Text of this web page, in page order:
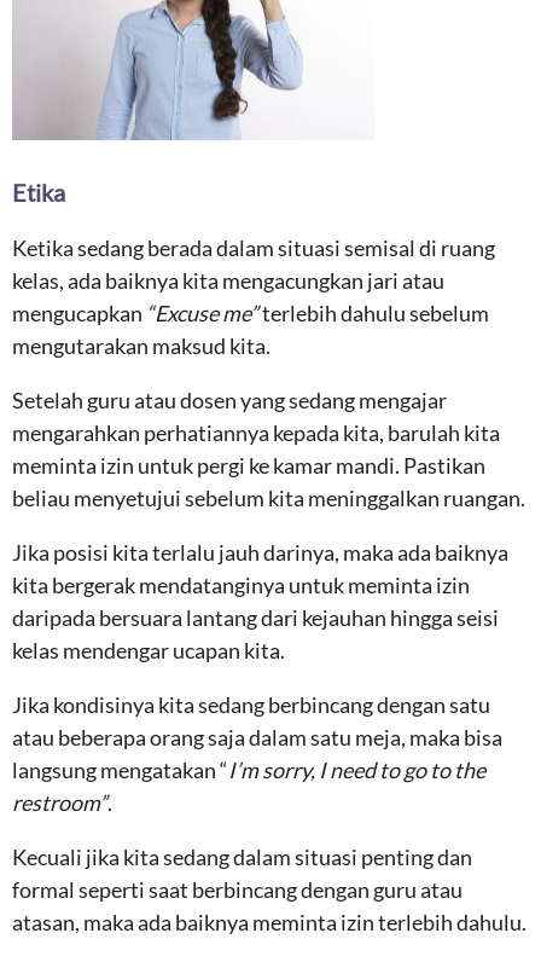
Etika
Ketika sedang berada dalam situasi semisal di ruang
kelas, ada baiknya kita mengacungkan jari atau
mengucapkan “Excuse me”terlebih dahulu sebelum
mengutarakan maksud kita.
Setelah guru atau dosen yang sedang mengajar
mengarahkan perhatiannya kepada kita, barulah kita
meminta izin untuk pergi ke kamar mandi. Pastikan
beliau menyetujui sebelum kita meninggalkan ruangan.
Jika posisi kita terlalu jauh darinya, maka ada baiknya
kita bergerak mendatanginya untuk meminta izin
daripada bersuara lantang dari kejauhan hingga seisi
kelas mendengar ucapan kita.
Jika kondisinya kita sedang berbincang dengan satu
atau beberapa orang saja dalam satu meja, maka bisa
langsung mengatakan “I’m sorry, I need to go to the
restroom”.
Kecuali jika kita sedang dalam situasi penting dan
formal seperti saat berbincang dengan guru atau
atasan, maka ada baiknya meminta izin terlebih dahulu.